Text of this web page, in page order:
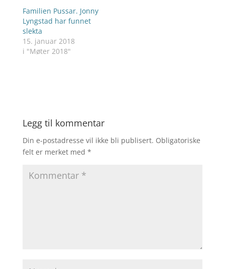
Familien Pussar. Jonny
Lyngstad har funnet
slekta
15. januar 2018
i "Møter 2018"
Legg til kommentar
Din e-postadresse vil ikke bli publisert. Obligatoriske
felt er merket med *